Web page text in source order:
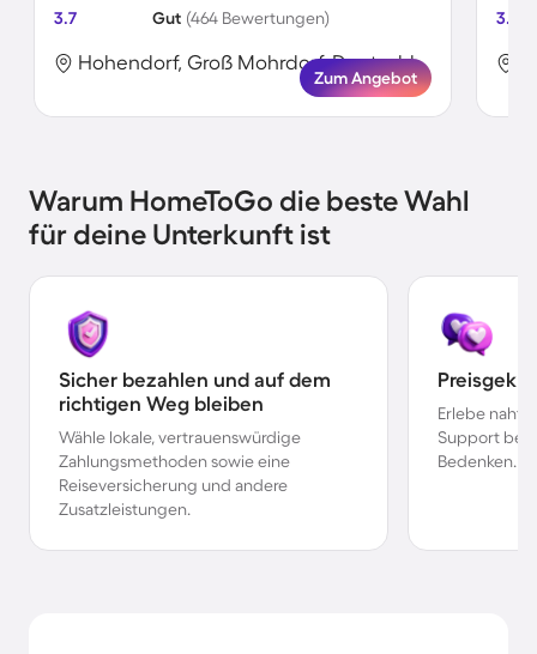
3.7
Gut (464 Bewertungen)
Hohendorf, Groß Mohrdorf, Deutschland
Zum Angebot
3.7
Warum HomeToGo die beste Wahl
für deine Unterkunft ist
Sicher bezahlen und auf dem
richtigen Weg bleiben
Wähle lokale, vertrauenswürdige
Zahlungsmethoden sowie eine
Reiseversicherung und andere
Zusatzleistungen.
Erlebe
Support bei
Bedenken.